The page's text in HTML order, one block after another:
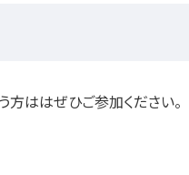
ははぜひご参加ください。